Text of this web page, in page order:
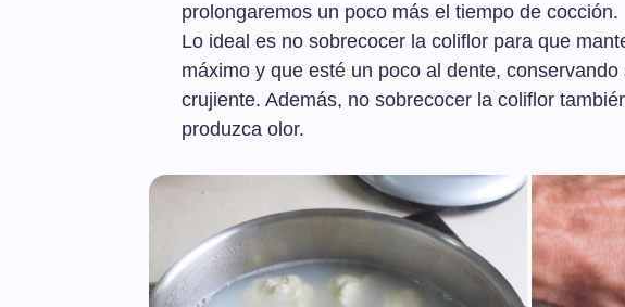
prolongaremos un poco más el tiempo de cocción.
Lo ideal es no sobrecocer la coliflor para que
máximo y que esté un poco al dente,
crujiente. Además, no sobrecocer la coliflor
produzca olor.